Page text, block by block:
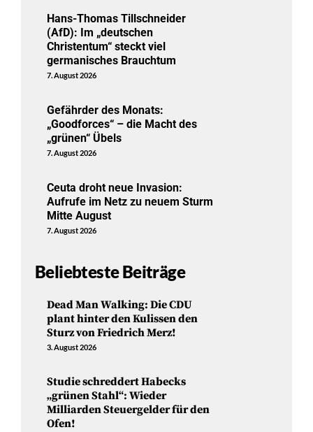
Hans-Thomas Tillschneider
(AfD): Im „deutschen
Christentum“ steckt viel
germanisches Brauchtum
7. August 2026
Gefährder des Monats:
„Goodforces“ – die Macht des
„grünen“ Übels
7. August 2026
Ceuta droht neue Invasion:
Aufrufe im Netz zu neuem Sturm
Mitte August
7. August 2026
Beliebteste Beiträge
Dead Man Walking: Die CDU
plant hinter den Kulissen den
Sturz von Friedrich Merz!
3. August 2026
Studie schreddert Habecks
„grünen Stahl“: Wieder
Milliarden Steuergelder für den
Ofen!